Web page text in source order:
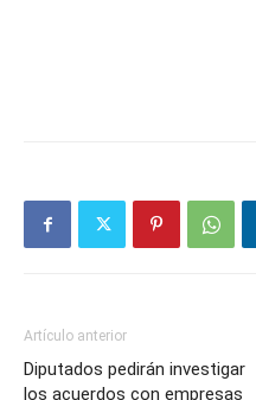
Artículo anterior
Diputados pedirán investigar
los acuerdos con empresas